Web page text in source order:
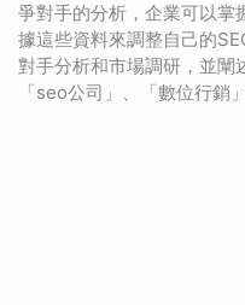
爭對手的分析，企業可以掌
據這些資料來調整自己的
對手分析和市場調研，並闡
「seo公司」、「數位行銷